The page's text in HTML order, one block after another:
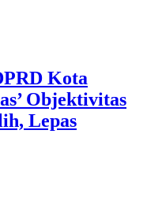
Kota
Objektivitas
Lepas